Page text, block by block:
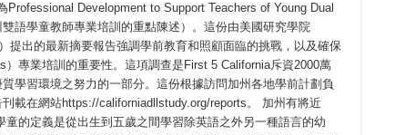
Development to Support Teachers of Young Dual
語學童教師專業培訓的重點陳述）。這份由美國研究學院
提出的最新摘要報告強調學前教育和照顧面臨的挑戰，以及確保
專業培訓的重要性。這項調查是First 5 California斥資2000萬
學習環境之努力的一部分。這份根據訪問加州各地學前計劃負
載在網站https://californiadllstudy.org/reports。 加州有將近
的定義是從出生到五歲之間學習除英語之外另一種語言的幼